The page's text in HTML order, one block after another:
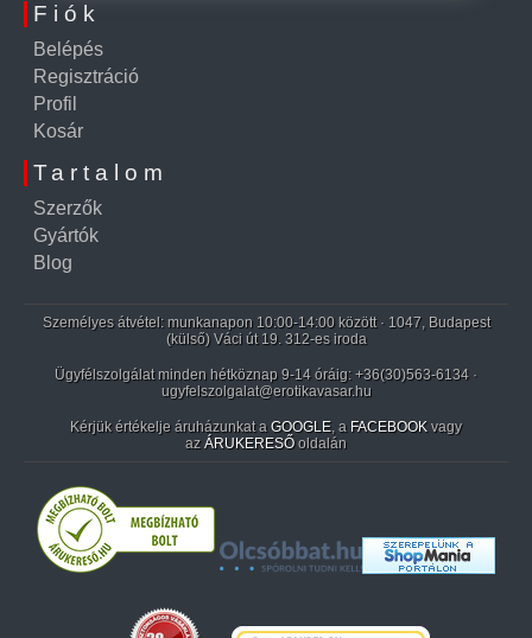
Fiók
Belépés
Regisztráció
Profil
Kosár
Tartalom
Szerzők
Gyártók
Blog
Személyes átvétel: munkanapon 10:00-14:00 között · 1047, Budapest
(külső) Váci út 19. 312-es iroda
Ügyfélszolgálat minden hétköznap 9-14 óráig: +36(30)563-6134 ·
ugyfelszolgalat@erotikavasar.hu
Kérjük értékelje áruházunkat a GOOGLE, a FACEBOOK vagy
az ÁRUKERESŐ oldalán